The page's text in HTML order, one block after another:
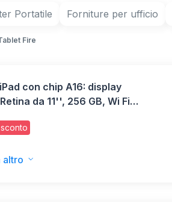
Portatile Forniture per ufficio
Fire
con chip A16: display
da 11'', 256 GB, Wi Fi
frontale e posteriore
Touch ID, autonomia di un
altro